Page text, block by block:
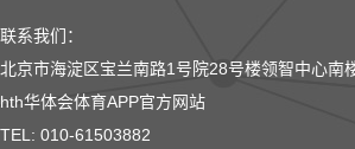
联系我们：
北京市海淀区宝兰南路1号院28号楼领智中心南
hth华体会体育APP官方网站
TEL: 010-61503882